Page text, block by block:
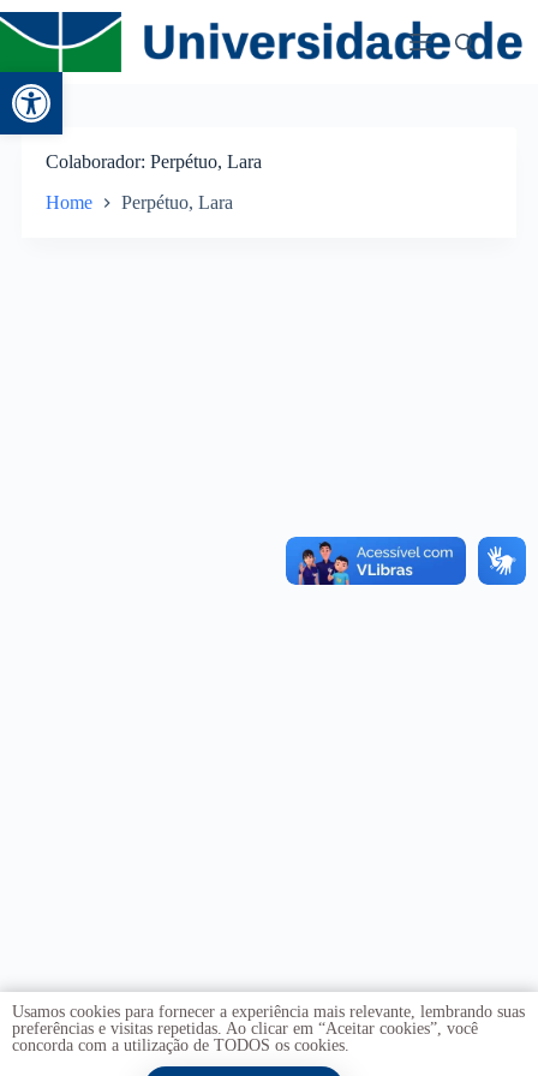
Abrir a barra de ferramentas
Colaborador Perpétuo, Lara
Home Perpétuo, Lara
Usamos cookies para fornecer a experiência mais relevante, lembrando suas
preferências e visitas repetidas. Ao clicar em “Aceitar cookies”, você
concorda com a utilização de TODOS os cookies.